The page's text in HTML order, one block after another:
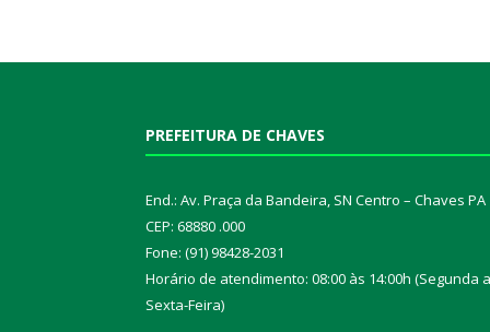
PREFEITURA DE CHAVES
End.: Av. Praça da Bandeira, SN Centro – Chaves PA
CEP: 68880 .000
Fone: (91) 98428-2031
Horário de atendimento: 08:00 às 14:00h (Segunda a
Sexta-Feira)